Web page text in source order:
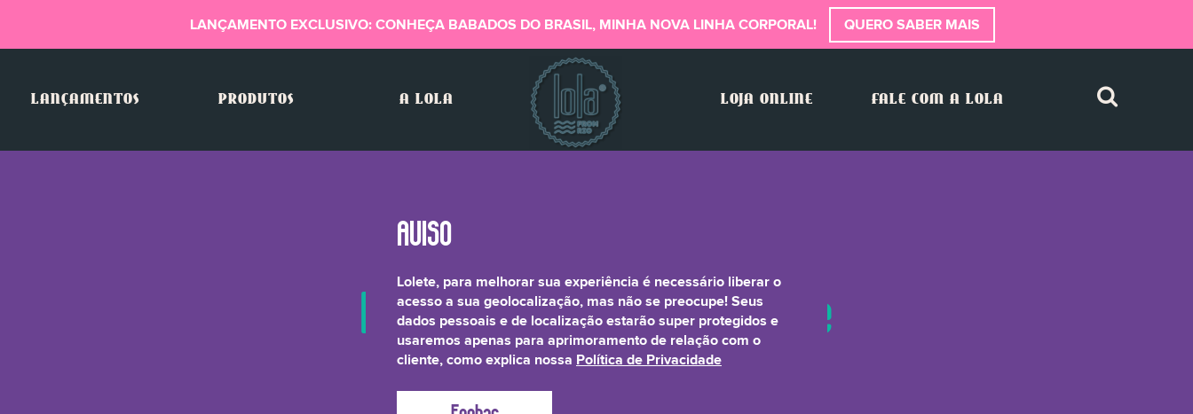
LANÇAMENTO EXCLUSIVO: CONHEÇA BABADOS DO BRASIL, MINHA NOVA LINHA CORPORAL! QUERO SABER MAIS
LANÇAMENTOS PRODUTOS A LOLA LOJA ONLINE FALE COM A LOLA
Perfluorononyl Dimethicone
Lolete, para melhorar sua experiência é necessário liberar o
acesso a sua geolocalização, mas não se preocupe! Seus
dados pessoais e de localização estarão super protegidos e
usaremos apenas para aprimoramento de relação com o
cliente, como explica nossa Política de Privacidade